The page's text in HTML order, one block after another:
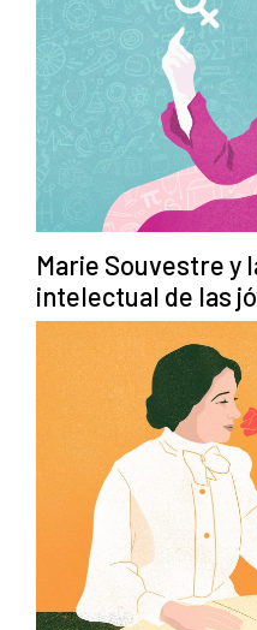
Marie Souvestre y
intelectual de las